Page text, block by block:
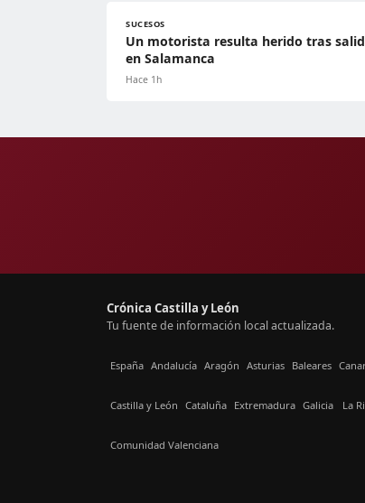
SUCESOS
Un motorista resulta herido tras
en Salamanca
Hace 1h
Crónica Castilla y León
Tu fuente de información local actualizada.
España Andalucía Aragón Asturias Baleares
Castilla y León Cataluña Extremadura Galicia La
Comunidad Valenciana